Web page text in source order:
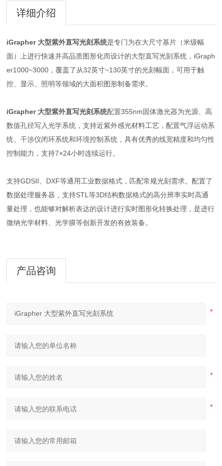
详细介绍
iGrapher 大型紫外直写光刻系统是专门为在大尺寸基片（米级幅
面）上进行快速并高品质图形化而设计的大型直写光刻系统，iGraph
er1000~3000，覆盖了从32英寸~130英寸的光刻幅面，可用于触
控、显示、照明等领域的大面积图形制备需求。
iGrapher 大型紫外直写光刻系统配置355nm固体激光器为光源、高
数值孔径写入光学系统，支持近紫外感光材料工艺，配置气浮运动系
统、干涉仪闭环系统和环境控制系统，具有优秀的线宽精度和均匀性
控制能力，支持7×24小时连续运行。
支持GDSII、DXF等通用工业数据格式，匹配常规光刻需求。配置了
数据处理服务器，支持STL等3D结构数据格式的高分辨率实时高通
量处理，也能够对解析表达的设计进行实时图形化转换处理，是进行
微纳光学材料、光学膜等创新开发的有效装备。
产品咨询